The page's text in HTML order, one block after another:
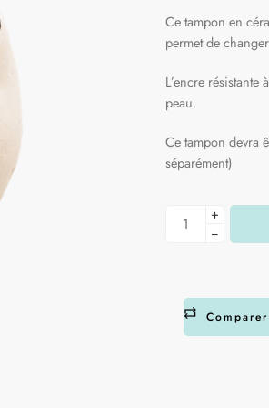
Ce tampon en
permet de
L’encre résistante
peau.
Ce tampon devra
séparément)
+
−
Comparer